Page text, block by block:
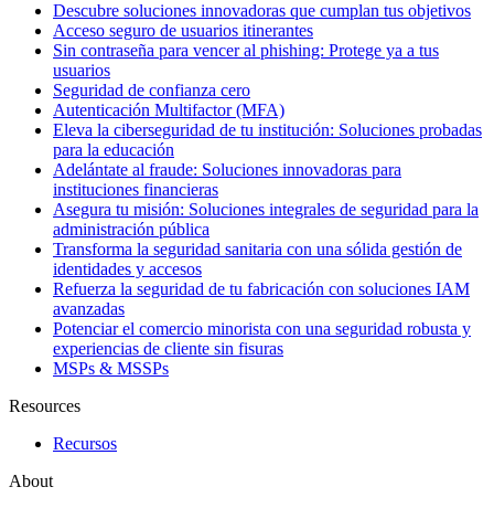
Descubre soluciones innovadoras que cumplan tus objetivos
Acceso seguro de usuarios itinerantes
Sin contraseña para vencer al phishing: Protege ya a tus
usuarios
Seguridad de confianza cero
Autenticación Multifactor (MFA)
Eleva la ciberseguridad de tu institución: Soluciones probadas
para la educación
Adelántate al fraude: Soluciones innovadoras para
instituciones financieras
Asegura tu misión: Soluciones integrales de seguridad para la
administración pública
Transforma la seguridad sanitaria con una sólida gestión de
identidades y accesos
Refuerza la seguridad de tu fabricación con soluciones IAM
avanzadas
Potenciar el comercio minorista con una seguridad robusta y
experiencias de cliente sin fisuras
MSPs & MSSPs
Resources
Recursos
About